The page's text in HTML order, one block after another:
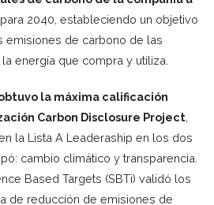
para 2040, estableciendo un objetivo
emisiones de carbono de las
energía que compra y utiliza.
la máxima calificación
Carbon Disclosure Project
la Lista A Leaderaship en los dos
cambio climático y transparencia.
Based Targets (SBTi) validó los
de reducción de emisiones de